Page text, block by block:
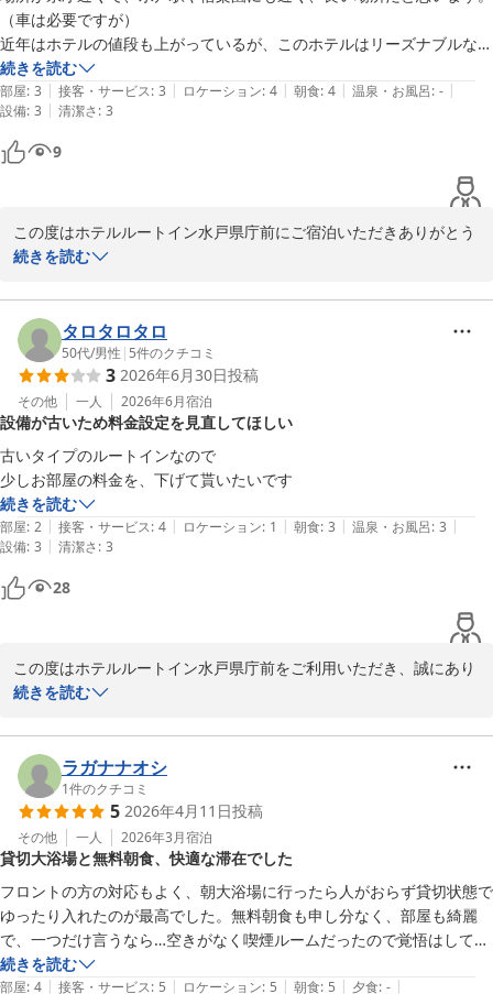
いつお越しいただいても「美味しい朝食」と感じていただけいるよ
う今後も精進してまいりますので、お気づきの点等ございましたら
お知らせくださいませ。
ありがとうございました。
2026-05-07
（車は必要ですが）
近年はホテルの値段も上がっているが、このホテルはリーズナブルな価
格だと思います。
朝食はルートインでFreeですが、Freeだけど良い品ぞろえだと思いま
す。
続きを読む
部屋: 3 | 接客・サービス: 3 | ロケーション: 4 | 朝食: 4 | 温泉・お風呂: - |
設備: 3 | 清潔さ: 3
9
この度はホテルルートイン水戸県庁前にご宿泊いただきありがとう
ございます。
変嬉しく存じます。
当ホテル自慢の朝食は常時30品目を用意しており、日ごとに異なる
様々なメニューをお楽しみいただけます。水戸県庁前限定の「水戸
納豆」も他のお客様にご好評をいただいている人気メニューの一つ
です。
また機会がございましたら、ゆっくりお楽しみくださいませ。
お忙しい中、ご投稿くださりありがとうございました。
ホテルルートイン水戸県庁前
ホテルルートイン水戸県庁前
2026-07-22
続きを読む
タロタロタロ
50代/男性 | 5件のクチコミ
3 2026年6月30日投稿
その他 一人 2026年6月宿泊
設備が古いため料金設定を見直してほしい
古いタイプのルートインなので
続きを読む
部屋: 2 | 接客・サービス: 4 | ロケーション: 1 | 朝食: 3 | 温泉・お風呂: 3 |
設備: 3 | 清潔さ: 3
28
この度はホテルルートイン水戸県庁前をご利用いただき、誠にあり
がとうございます。
客室の設備に関しまして、ご不便をおかけしており申し訳ございま
せん。
頂戴しました料金設定に関するご意見につきましては、今後の施設
運営の参考にさせていただきます。
お客様に快適にお過ごしいただけるよう、サービスの向上と環境整
備に努めてまいります。
早割りプラン等の割引になるプランも併せてご検討いただけますと
幸いです。
またのお越しをスタッフ一同心よりお待ちしております。
ホテルルートイン水戸県庁前
続きを読む
ラガナナオシ
1件のクチコミ
5 2026年4月11日投稿
その他 一人 2026年3月宿泊
貸切大浴場と無料朝食、快適な滞在でした
フロントの方の対応もよく、朝大浴場に行ったら人がおらず貸切状態で
ゆったり入れたのが最高でした。無料朝食も申し分なく、部屋も綺麗
で、一つだけ言うなら…空きがなく喫煙ルームだったので覚悟はしてい
ましたが、思っていたより匂いがキツかったなと。
でも、それ以外は快適に過ごせたので良かったです！
続きを読む
部屋: 4 | 接客・サービス: 5 | ロケーション: 5 | 朝食: 5 | 夕食: - |